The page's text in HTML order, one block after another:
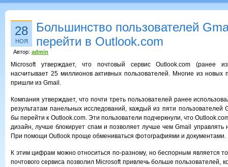
28
НОЯ
Большинство пользователей
перейти в Outlook.com
Автор: admin
Microsoft утверждает, что почтовый сервис Outlook.com (ранее
насчитывает 25 миллионов активных пользователей. Многие из новых
пришли из Gmail.
Компания утверждает, что почти треть пользователей ранее
результатам панельных исследований, каждый из пяти пользователей
бы перейти к Outlook.com. Эти пользователи подчеркнули, что
дизайн, лучше блокирует спам и позволяет лучше чем Gmail управлять
При помощи Outlook проще обмениваться фотографиями и документами.
К этим цифрам можно относиться по-разному, но беспорным является
почтового сервиса позволил Microsoft привлечь больше пользователей,